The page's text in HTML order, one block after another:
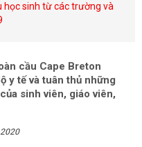
học sinh từ các trường và
cầu Cape Breton
y tế và tuân thủ những
sinh viên, giáo viên,